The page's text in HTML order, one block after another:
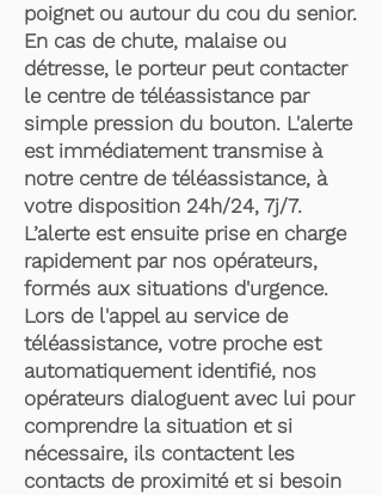
poignet ou autour du cou du senior.
En cas de chute, malaise ou
détresse, le porteur peut contacter
le centre de téléassistance par
simple pression du bouton. L'alerte
est immédiatement transmise à
notre centre de téléassistance, à
votre disposition 24h/24, 7j/7.
L’alerte est ensuite prise en charge
rapidement par nos opérateurs,
formés aux situations d'urgence.
Lors de l'appel au service de
téléassistance, votre proche est
automatiquement identifié, nos
opérateurs dialoguent avec lui pour
comprendre la situation et si
nécessaire, ils contactent les
contacts de proximité et si besoin